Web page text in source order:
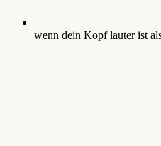
wenn dein Kopf lauter ist